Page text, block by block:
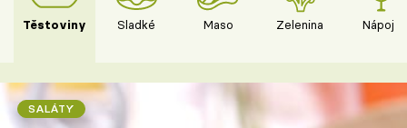
Těstoviny Sladké Maso Zelenina Nápoje
SALÁTY